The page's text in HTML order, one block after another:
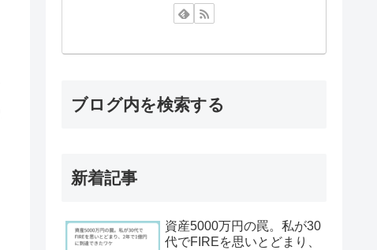
ブログ内を検索する
新着記事
資産5000万円の罠。私が30
代でFIREを思いとどまり、